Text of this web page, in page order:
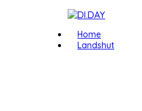
Home
Landshut